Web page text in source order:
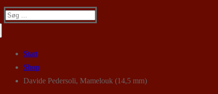
Søg
Start
Shop
Davide Pedersoli, Mamelouk (14,5 mm)